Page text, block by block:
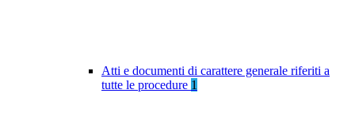
Atti e documenti di carattere generale riferiti a
tutte le procedure 1